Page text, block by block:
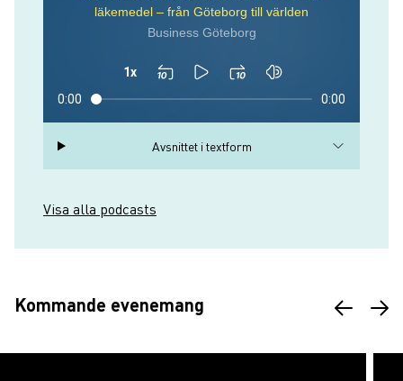
Avsnittet i textform
Visa alla podcasts
Kommande evenemang